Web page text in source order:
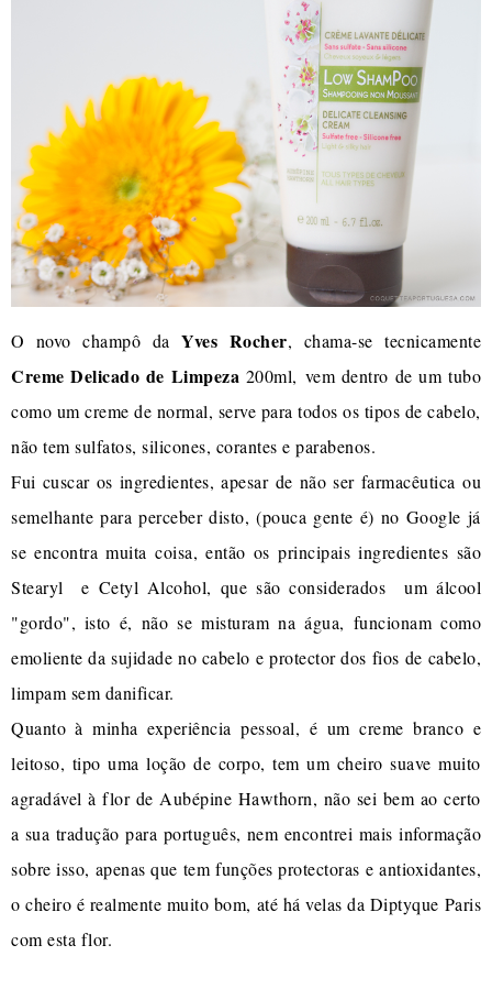
O novo champô daYves Rocher, chama-se tecnicamente
Creme Delicado de Limpeza 200ml, vem dentro de um tubo
como um creme de normal, serve para todos os tipos de cabelo,
não tem sulfatos, silicones, corantes e parabenos.
Fui cuscar os ingredientes, apesar de não ser farmacêutica ou
semelhante para perceber disto, (pouca gente é) no Google já
se encontra muita coisa, então os principais ingredientes são
Stearyl e Cetyl Alcohol, que são considerados um álcool
"gordo", isto é, não se misturam na água, funcionam como
emoliente da sujidade no cabelo e protector dos fios de cabelo,
limpam sem danificar.
Quanto à minha experiência pessoal, é um creme branco e
leitoso, tipo uma loção de corpo, tem um cheiro suave muito
agradável à flor de Aubépine Hawthorn, não sei bem ao certo
a sua tradução para português, nem encontrei mais informação
sobre isso, apenas que tem funções protectoras e antioxidantes,
o cheiro é realmente muito bom, até há velas da Diptyque Paris
com esta flor.